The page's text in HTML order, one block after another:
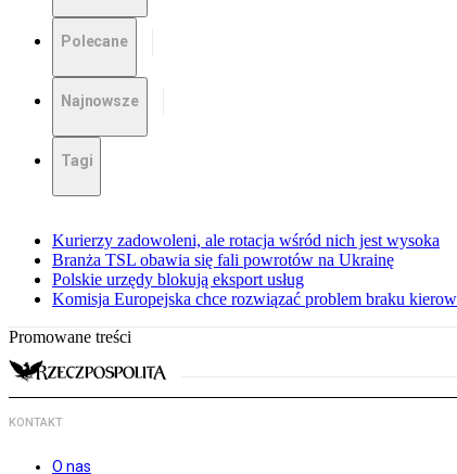
Polecane
Najnowsze
Tagi
Kurierzy zadowoleni, ale rotacja wśród nich jest wysoka
Branża TSL obawia się fali powrotów na Ukrainę
Polskie urzędy blokują eksport usług
Komisja Europejska chce rozwiązać problem braku
Promowane treści
KONTAKT
O nas